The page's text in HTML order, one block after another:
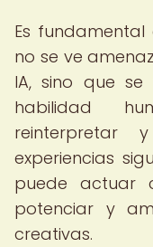
Es
no se ve
IA, sino que
habilidad
experiencias
puede actuar
potenciar y
creativas.